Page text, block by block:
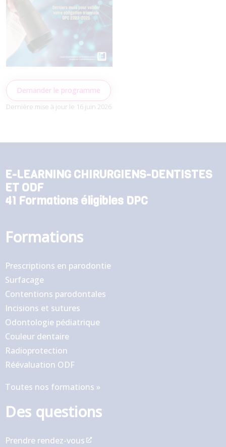
Demander le programme
Dernière mise à jour le 16 juin 2026
E-LEARNING CHIRURGIENS-DENTISTES
ET ODF
41 Formations éligibles DPC
Formations
Prescriptions en parodontie
Surfacage
Contentions parodontales
Incisions et sutures
Odontologie pédiatrique
Couleur dentaire
Radioprotection
Réévaluation ODF
Toutes nos formations »
Des questions
Prendre rendez-vous